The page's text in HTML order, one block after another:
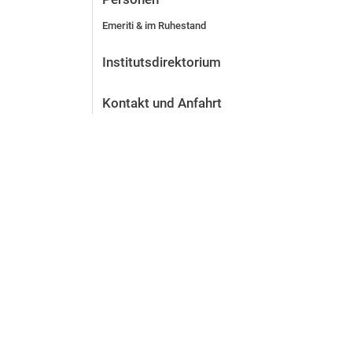
Emeriti & im Ruhestand
Institutsdirektorium
Kontakt und Anfahrt